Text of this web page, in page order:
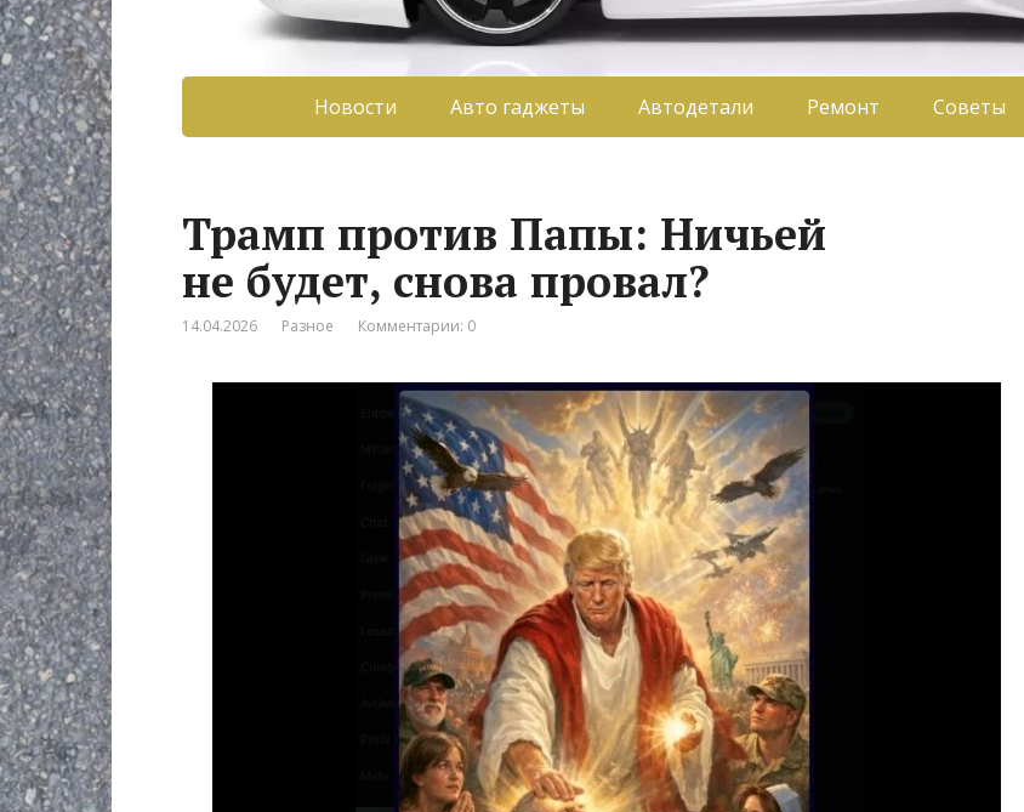
Новости Авто гаджеты Автодетали Ремонт Советы
Трамп против Папы: Ничьей
не будет, снова провал?
14.04.2026 Разное Комментарии: 0